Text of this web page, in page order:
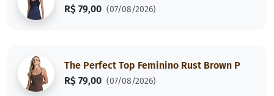
R$ 79,00 (07/08/2026)
The Perfect Top Feminino Rust Brown P
R$ 79,00 (07/08/2026)